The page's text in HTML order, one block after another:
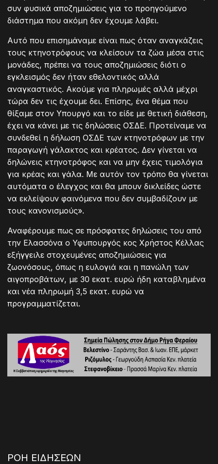
συν φυσικά αποζημιώσεις για το προηγούμενο
διάστημα που ακόμη δεν έχουμε λάβει.
Αυτό που επισημάναμε είναι πως όταν αναγκάζεις
τους κτηνοτρόφους να κλείσουν τα ζώα μέσα στις
μονάδες, πρέπει να τους αποζημιώσεις διότι ο
εγκλεισμός δεν ήταν εθελοντικός αλλά
αναγκαστικός. Ακούμε για πληρωμές αλλά μέχρι
τώρα δεν τις έχουμε δει. Επίσης, ένα θέμα που
θίξαμε στον Υπουργό και το είδε με θετική διάθεση,
έχει να κάνει με τις δηλώσεις ΟΣΔΕ. Προτείναμε να
συνδεθεί η δήλωση ΟΣΔΕ των κτηνοτρόφων με την
παραγωγή γάλακτος και κρέατος. Δεν γίνεται να
δηλώνεις κτηνοτρόφος και να μην έχεις τιμολόγια
για κρέας και γάλα. Με αυτόν τον τρόπο θα γίνεται
αυτόματα ο έλεγχος και θα μπουν δικλείδες ώστε
να εκλείψουν φαινόμενα που δεν συμβαδίζουν με
τους κανονισμούς».
Αναφέρουμε πως σε πρόσφατες δηλώσεις του από
την Ελασσόνα ο Υφυπουργός κος Χρήστος Κέλλας
εξήγγειλε στοχευμένες αποζημιώσεις για
ζωονόσους, όπως η ευλογιά και η πανώλη των
αιγοπροβάτων, με 30 εκατ. ευρώ ήδη καταβλημένα
και νέα πληρωμή 3,5 εκατ. ευρώ να
προγραμματίζεται.
ΡΟΗ ΕΙΔΗΣΕΩΝ